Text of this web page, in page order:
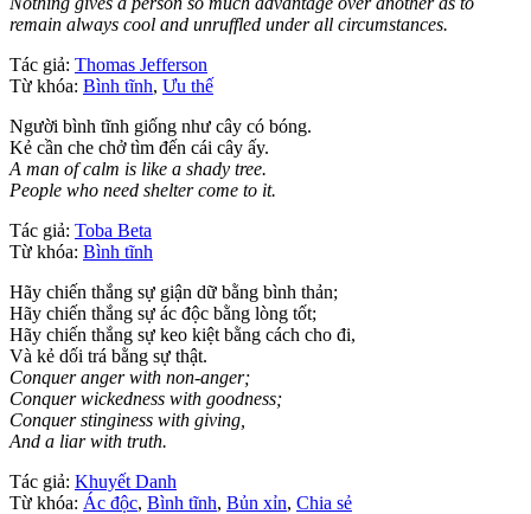
remain always cool and unruffled under all circumstances.
Tác giả: Thomas Jefferson
Từ khóa: Bình tĩnh, Ưu thế
Người bình tĩnh giống như cây có bóng.
Kẻ cần che chở tìm đến cái cây ấy.
A man of calm is like a shady tree.
People who need shelter come to it.
Tác giả: Toba Beta
Từ khóa: Bình tĩnh
Hãy chiến thắng sự giận dữ bằng bình thản;
Hãy chiến thắng sự ác độc bằng lòng tốt;
Hãy chiến thắng sự keo kiệt bằng cách cho đi,
Và kẻ dối trá bằng sự thật.
Conquer anger with non-anger;
Conquer wickedness with goodness;
Conquer stinginess with giving,
And a liar with truth.
Tác giả: Khuyết Danh
Từ khóa: Ác độc, Bình tĩnh, Bủn xỉn, Chia sẻ